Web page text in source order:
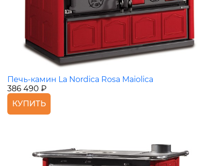
Печь-камин La Nordica Rosa Maiolica
386 490 ₽
КУПИТЬ